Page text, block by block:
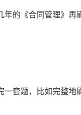
年的 《合同管理》
套题，比如完整地